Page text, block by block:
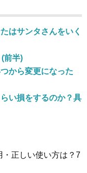
はサンタさんをいく
前半)
から変更になった
い損をするのか？具
正しい使い方は？7